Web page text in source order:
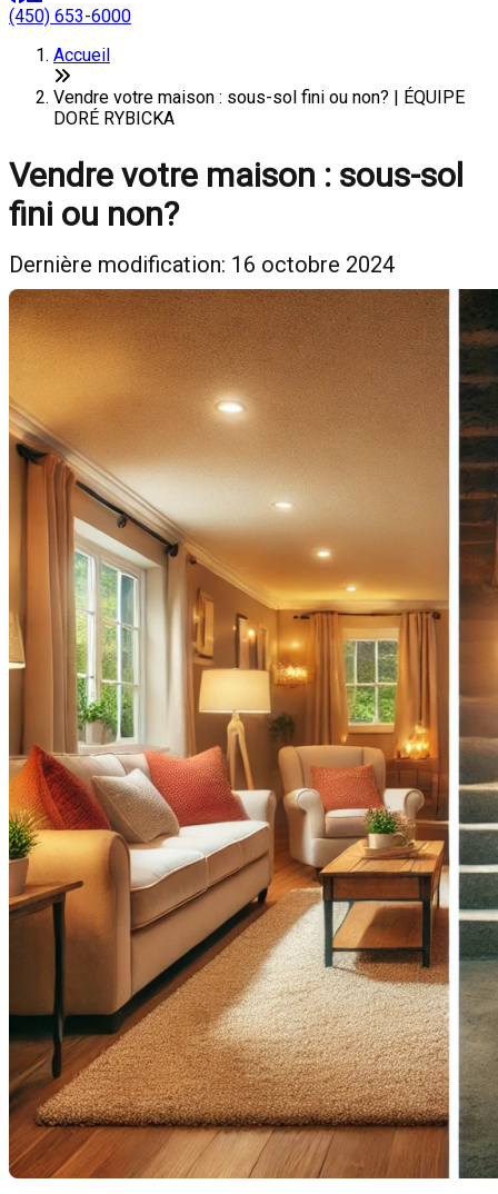
(450) 653-6000
Accueil
Vendre votre maison : sous-sol fini ou non? | ÉQUIPE
DORÉ RYBICKA
Vendre votre maison : sous-sol
fini ou non?
Dernière modification: 16 octobre 2024